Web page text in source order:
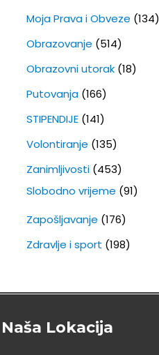
Moja Prava i Obveze (134)
Obrazovanje (514)
Obrazovni utorak(18)
Putovanja(166)
STIPENDIJE(141)
Volontiranje (135)
Zanimljivosti(453)
Slobodno vrijeme (91)
Zapošljavanje (176)
Zdravlje i sport (198)
Naša Lokacija